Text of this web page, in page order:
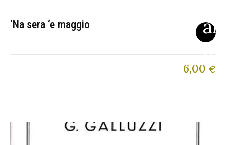
‘Na sera ‘e maggio
6,00 €